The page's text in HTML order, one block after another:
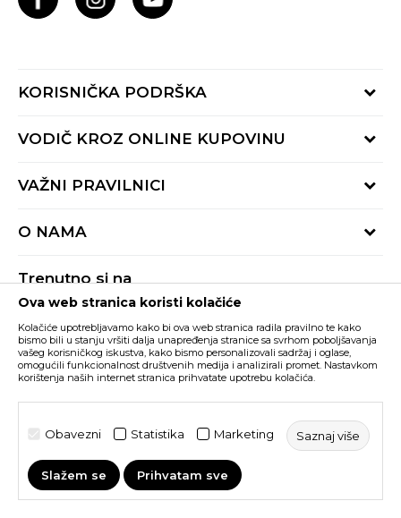
KORISNIČKA PODRŠKA
Provjeri status porudžbine
Radno vrijeme 9-16h
VODIČ KROZ ONLINE KUPOVINU
Načini isporuke
Reklamacije
VAŽNI PRAVILNICI
Pravila Sport&Bonus programa
O NAMA
BUZZ Shopovi
Postani dio BUZZ tima
Trenutno si na
Buzz Crna Gora PROMIJENI
Nastojimo da budemo što precizniji u opisu proizvoda, prikazu slika i samih
cijena, ali ne možemo garantovati da su sve informacije kompletne i bez
grešaka. Svi artikli prikazani na sajtu su dio naše ponude i ne podrazumijeva da
su dostupni u svakom trenutku. Raspoloživost robe možete provjeriti pozivom
©2026www.buzzsneakers.me, IzradaNB SOFT. Sva prava
Ova web stranica koristi kolačiće
Kolačiće upotrebljavamo kako bi ova web stranica radila pravilno te kako
bismo bili u stanju vršiti dalja unapređenja stranice sa svrhom poboljšavanja
vašeg korisničkog iskustva, kako bismo personalizovali sadržaj i oglase,
omogućili funkcionalnost društvenih medija i analizirali promet. Nastavkom
korištenja naših internet stranica prihvatate upotrebu kolačića.
Obavezni Statistika Marketing Saznaj više
Slažem se Prihvatam sve